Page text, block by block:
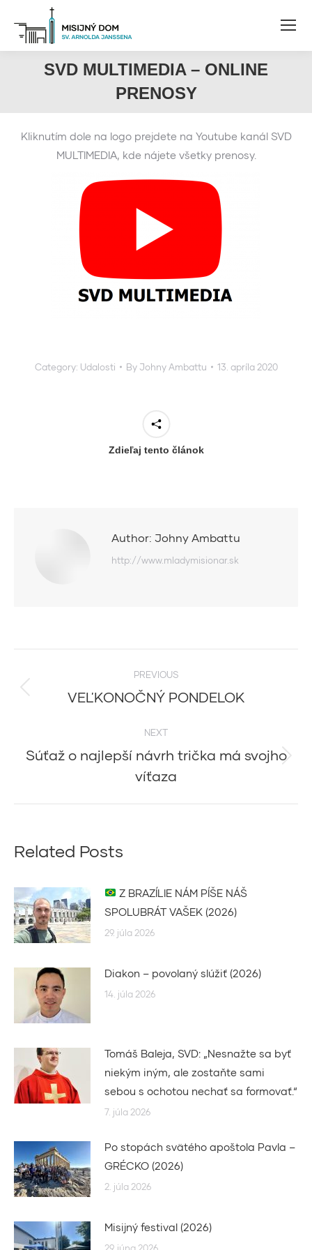
SVD MULTIMEDIA – ONLINE
PRENOSY
Kliknutím dole na logo prejdete na Youtube kanál SVD
MULTIMEDIA, kde nájete všetky prenosy.
Category: Udalosti By Johny Ambattu 13. apríla 2020
Zdieľaj tento článok
Author: Johny Ambattu
http://www.mladymisionar.sk
navigation
PREVIOUS
Previous
VEĽKONOČNÝ PONDELOK
NEXT
Next
post:
Súťaž o najlepší návrh trička má svojho
víťaza
Related Posts
Z BRAZÍLIE NÁM PÍŠE NÁŠ
SPOLUBRÁT VAŠEK (2026)
29. júla 2026
Diakon – povolaný slúžiť (2026)
14. júla 2026
Tomáš Baleja, SVD: „Nesnažte sa byť
niekým iným, ale zostaňte sami
sebou s ochotou nechať sa formovať.“
7. júla 2026
Po stopách svätého apoštola Pavla –
GRÉCKO (2026)
2. júla 2026
Misijný festival (2026)
29. júna 2026